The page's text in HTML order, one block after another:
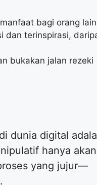
bagi orang
dan terinspirasi,
bukakan jalan rezeki
dunia digital
hanya akan
yang jujur—